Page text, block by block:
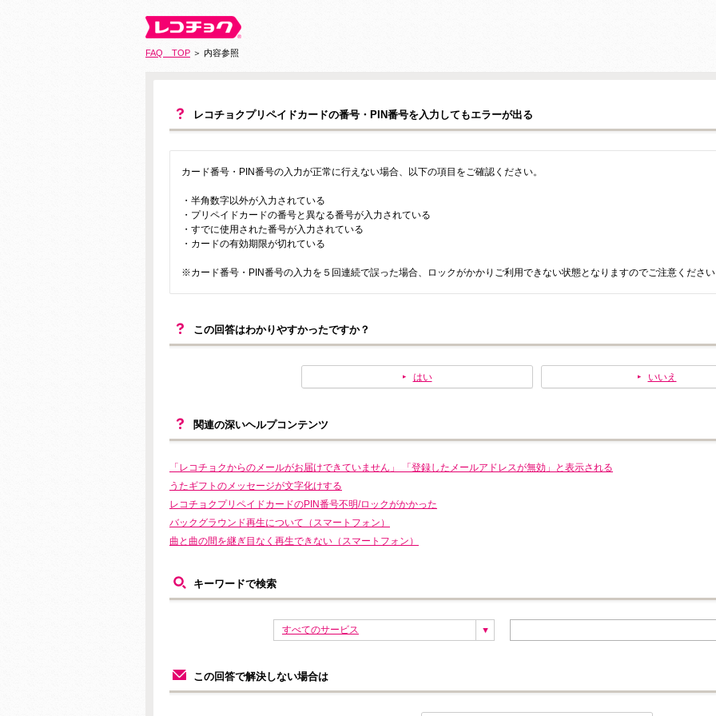
FAQ TOP ＞ 内容参照
レコチョクプリペイドカードの番号・PIN番号を入力してもエラーが出る
カード番号・PIN番号の入力が正常に行えない場合、以下の項目をご確認ください。
・半角数字以外が入力されている
・プリペイドカードの番号と異なる番号が入力されている
・すでに使用された番号が入力されている
・カードの有効期限が切れている
※カード番号・PIN番号の入力を５回連続で誤った場合、ロックがかかりご利用できない状態となりますのでご注意くださ
この回答はわかりやすかったですか？
はい いいえ
関連の深いヘルプコンテンツ
「レコチョクからのメールがお届けできていません」 「登録したメールアドレスが無効」と表示される
うたギフトのメッセージが文字化けする
レコチョクプリペイドカードのPIN番号不明/ロックがかかった
バックグラウンド再生について（スマートフォン）
曲と曲の間を継ぎ目なく再生できない（スマートフォン）
キーワードで検索
すべてのサービス
この回答で解決しない場合は